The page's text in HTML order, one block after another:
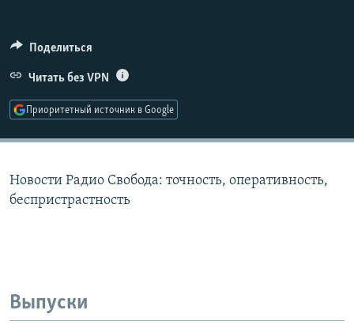
ПОДПИШИТЕСЬ НА РАССЫЛКУ
СОЦИАЛЬНЫЕ СЕТИ
Поделиться
Читать без VPN
Приоритетный источник в Google
Новости Радио Свобода: точность, оперативность,
беспристрастность
Выпуски